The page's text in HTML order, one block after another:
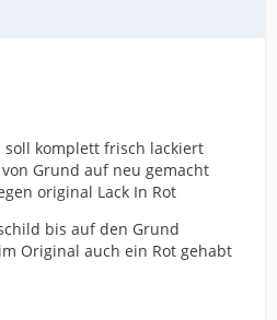
soll komplett frisch lackiert
Grund auf neu gemacht
original Lack In Rot
bis auf den Grund
Original auch ein Rot gehabt